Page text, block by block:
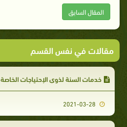
المقال السابق
مقالات في نفس القسم
خدمات السنة لذوي الإحتياجات الخاصة